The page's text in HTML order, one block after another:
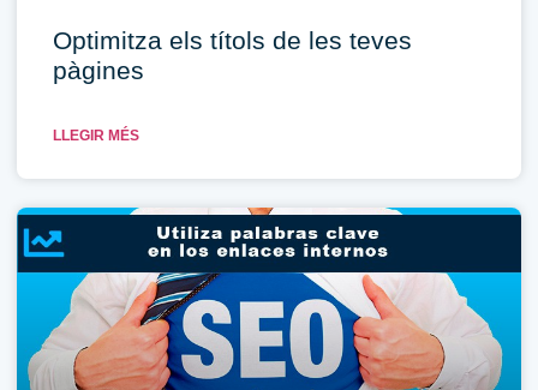
Optimitza els títols de les teves
pàgines
LLEGIR MÉS